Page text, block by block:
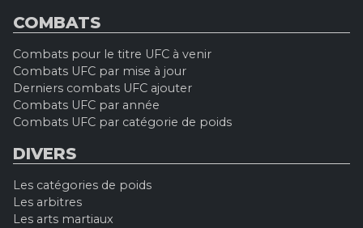
COMBATS
Combats pour le titre UFC à venir
Combats UFC par mise à jour
Derniers combats UFC ajouter
Combats UFC par année
Combats UFC par catégorie de poids
DIVERS
Les catégories de poids
Les arbitres
Les arts martiaux